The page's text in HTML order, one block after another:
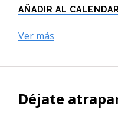
AÑADIR AL
Ver más
Déjate